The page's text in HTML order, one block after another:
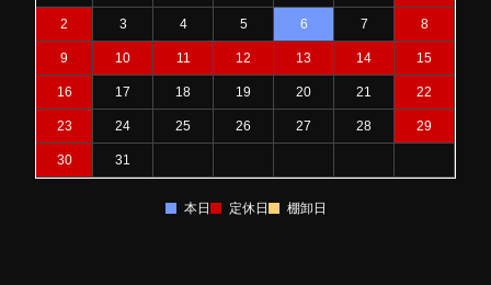
2 3 4 5 6 7 8
9 10 11 12 13 14 15
16 17 18 19 20 21 22
23 24 25 26 27 28 29
30 31
本日 定休日 棚卸日